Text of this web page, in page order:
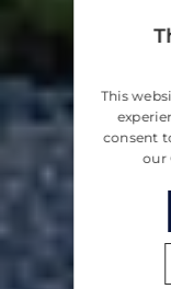
This
consent
our